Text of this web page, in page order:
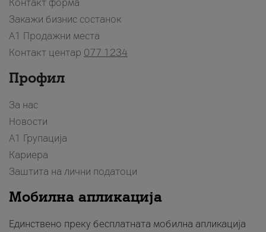
Контакт форма
Закажи бизнис состанок
A1 Продажни места
Контакт центар 077 1234
Профил
За нас
Новости
А1 Групација
Кариера
Заштита на лични податоци
Мобилна апликација
Единствено преку бесплатната мобилна апликација